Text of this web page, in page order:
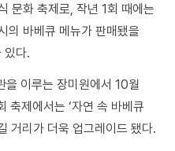
문화 축제로, 작년 1회 때에는
의 바베큐 메뉴가 판매됐을
있다.
이루는 장미원에서 10월
축제에서는 ‘자연 속 바베큐
거리가 더욱 업그레이드 됐다.